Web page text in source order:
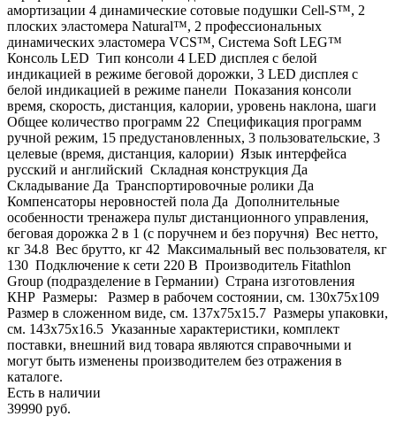
амортизации 4 динамические сотовые подушки Cell-S™, 2
плоских эластомера Natural™, 2 профессиональных
динамических эластомера VCS™, Система Soft LEG™
Консоль LED Тип консоли 4 LED дисплея с белой
индикацией в режиме беговой дорожки, 3 LED дисплея с
белой индикацией в режиме панели Показания консоли
время, скорость, дистанция, калории, уровень наклона, шаги
Общее количество программ 22 Спецификация программ
ручной режим, 15 предустановленных, 3 пользовательские, 3
целевые (время, дистанция, калории) Язык интерфейса
русский и английский Складная конструкция Да
Складывание Да Транспортировочные ролики Да
Компенсаторы неровностей пола Да Дополнительные
особенности тренажера пульт дистанционного управления,
беговая дорожка 2 в 1 (с поручнем и без поручня) Вес нетто,
кг 34.8 Вес брутто, кг 42 Максимальный вес пользователя, кг
130 Подключение к сети 220 В Производитель Fitathlon
Group (подразделение в Германии) Страна изготовления
КНР Размеры: Размер в рабочем состоянии, см. 130х75x109
Размер в сложенном виде, см. 137х75x15.7 Размеры упаковки,
см. 143х75x16.5 Указанные характеристики, комплект
поставки, внешний вид товара являются справочными и
могут быть изменены производителем без отражения в
каталоге.
Есть в наличии
39990 руб.